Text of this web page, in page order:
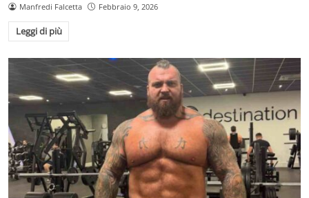
Manfredi Falcetta Febbraio 9, 2026
Leggi di più